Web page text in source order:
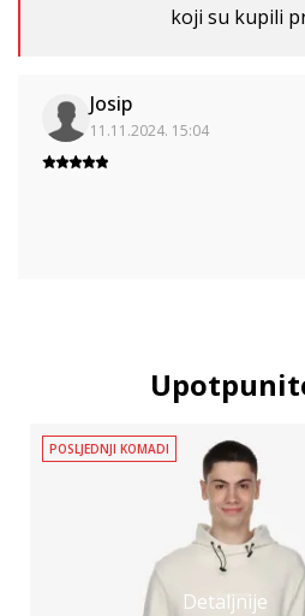
koji su kupili
Josip
11.11.2024. 15:04
Detaljnije
POSLJEDNJI KOMADI